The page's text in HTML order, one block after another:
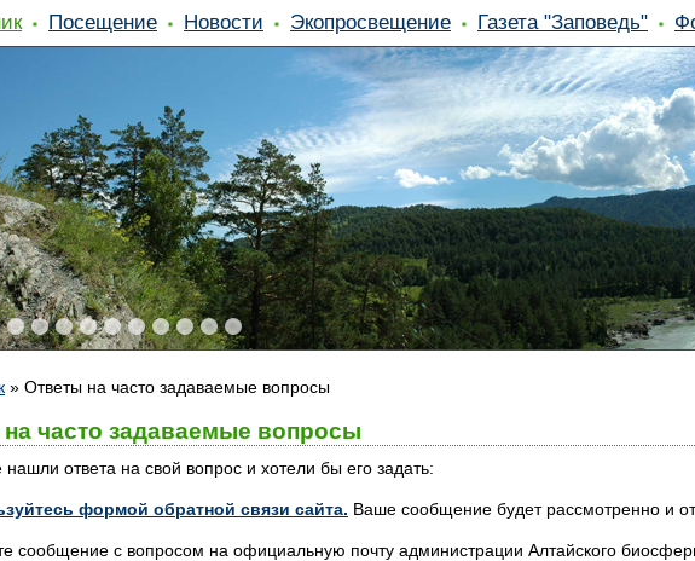
Посещение Новости Экопросвещение Газета "Заповедь"
» Ответы на часто задаваемые вопросы
часто задаваемые вопросы
ответа на свой вопрос и хотели бы его задать:
формой обратной связи сайта. Ваше сообщение будет рассмотренно и
сообщение с вопросом на официальную почту администрации Алтайского